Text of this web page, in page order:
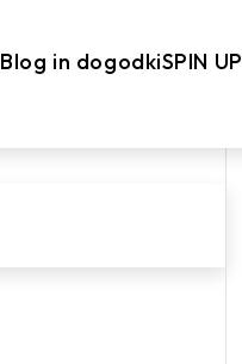
Blog in dogodkiSPIN UP